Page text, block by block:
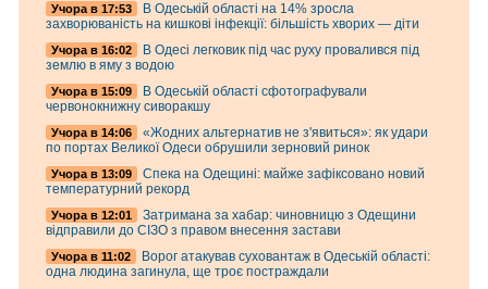
Учора в 17:53
В Одеській області на 14% зросла
захворюваність на кишкові інфекції: більшість хворих — діти
Учора в 16:02
В Одесі легковик під час руху провалився під
землю в яму з водою
Учора в 15:09
В Одеській області сфотографували
червонокнижну сиворакшу
Учора в 14:06
«Жодних альтернатив не з'явиться»: як удари
по портах Великої Одеси обрушили зерновий ринок
Учора в 13:09
Спека на Одещині: майже зафіксовано новий
температурний рекорд
Учора в 12:01
Затримана за хабар: чиновницю з Одещини
відправили до СІЗО з правом внесення застави
Учора в 11:02
Ворог атакував суховантаж в Одеській області:
одна людина загинула, ще троє постраждали